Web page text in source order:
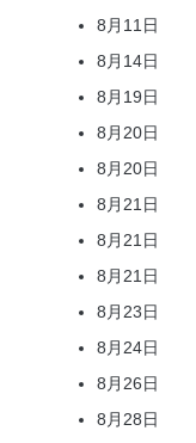
8月11日
8月14日
8月19日
8月20日
8月20日
8月21日
8月21日
8月21日
8月23日
8月24日
8月26日
8月28日